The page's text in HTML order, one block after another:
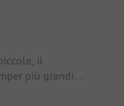
il
più grandi.